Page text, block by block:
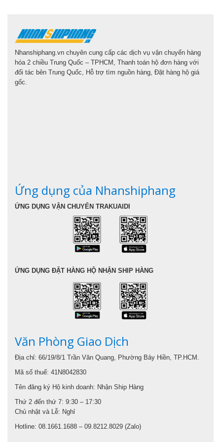
Nhanshiphang.vn chuyên cung cấp các dịch vụ vận chuyển hàng
hóa 2 chiều Trung Quốc – TPHCM, Thanh toán hộ đơn hàng với
đối tác bên Trung Quốc, Hỗ trợ tìm nguồn hàng, Đặt hàng hộ giá
gốc.
Ứng dụng của Nhanshiphang
ỨNG DỤNG VẬN CHUYỂN TRAKUAIDI
ỨNG DỤNG ĐẶT HÀNG HỘ NHẬN SHIP HÀNG
Văn Phòng Giao Dịch
Địa chỉ: 66/19/8/1 Trần Văn Quang, Phường Bảy Hiền, TP.HCM.
Mã số thuế: 41N8042830
Tên đăng ký Hộ kinh doanh: Nhận Ship Hàng
Thứ 2 đến thứ 7: 9:30 – 17:30
Chủ nhật và Lễ: Nghỉ
Hotline: 08.1661.1688 – 09.8212.8029 (Zalo)